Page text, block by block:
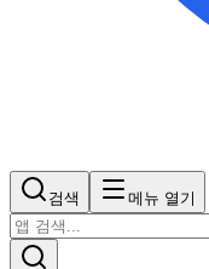
검색 메뉴 열기